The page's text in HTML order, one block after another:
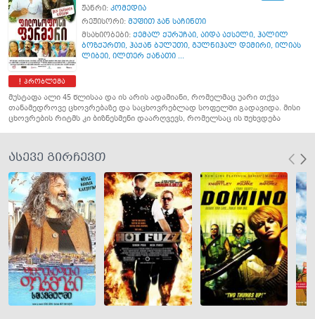
პრობლემა
ჟანრი: კომედია
რეჟისორი: მუფით ჯან საჩინთი
მსახიობები: ქემალ ქურუჩაი, აიდა აქსელი, ჰალილ
ბოზქურთი, ჰაქან ბულუთი, გულნიჰალ დემირი, ილიას
ლიბეი, ილთერ ქანათი ...
მუსტაფა ალი 45 წლისაა და ის არის ადამიანი, რომელმაც უარი თქვა
თანამედროვე ცხოვრებაზე და საცხოვრებლად სოფელში გადავიდა. მისი
ცხოვრების რიტმს კი ბიზნესმენი დაარღვევს, რომელსაც ის შეხვდება
ასევე გირჩევთ